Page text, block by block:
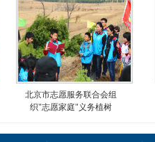
北京市志愿服务联合会组
织"志愿家庭"义务植树